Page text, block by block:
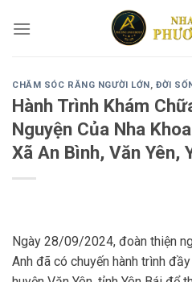
CHĂM SÓC RĂNG NGƯỜI LỚN,ĐỜI
Hành Trình Khám
Nguyện Của Nha
Xã An Bình, Văn Yên,
Ngày 28/09/2024, đoàn thiện
Anh đã có chuyến hành trình